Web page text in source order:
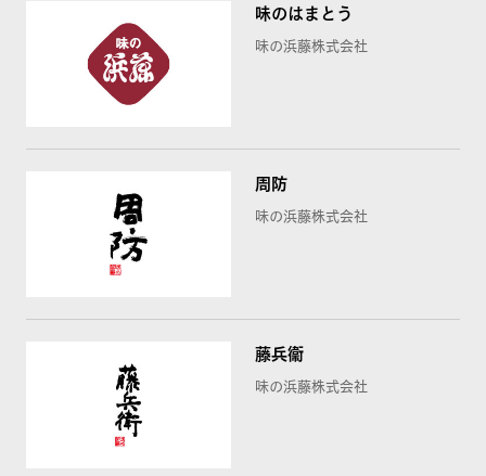
味のはまとう
味の浜藤株式会社
周防
味の浜藤株式会社
藤兵衞
味の浜藤株式会社